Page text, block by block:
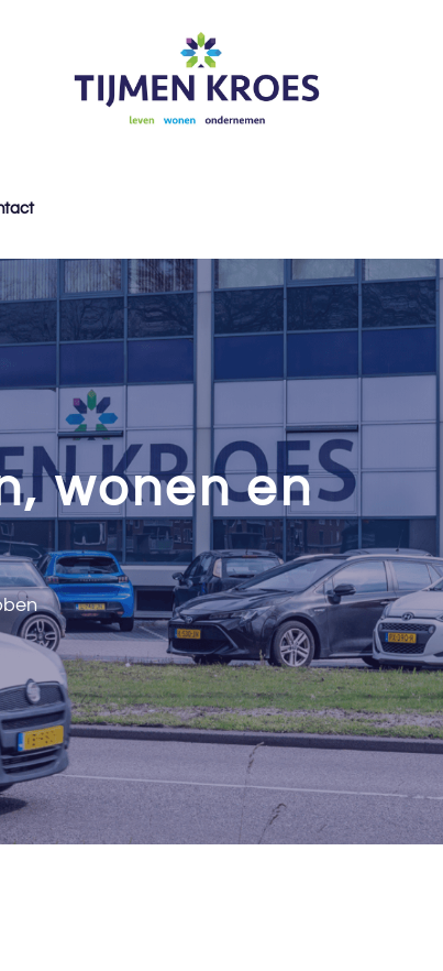
wonen en